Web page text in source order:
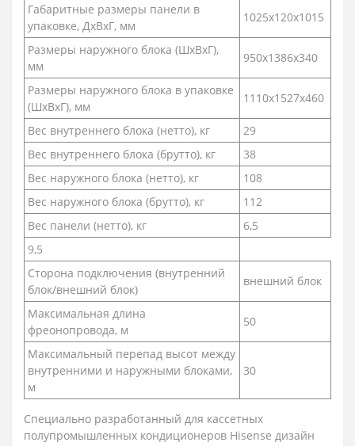
Габаритные размеры панели в
упаковке, ДxВxГ, мм
1025x120x1015
Размеры наружного блока (ШхВхГ),
мм
950x1386x340
Размеры наружного блока в упаковке
(ШхВхГ), мм
1110x1527x460
Вес внутреннего блока (нетто), кг
29
Вес внутреннего блока (брутто), кг
38
Вес наружного блока (нетто), кг
108
Вес наружного блока (брутто), кг
112
Вес панели (нетто), кг
6,5
9,5
Сторона подключения (внутренний
блок/внешний блок)
внешний блок
Максимальная длина
фреонопровода, м
50
Максимальный перепад высот между
внутренними и наружными блоками,
м
30
Специально разработанный для кассетных
полупромышленных кондиционеров Hisense дизайн